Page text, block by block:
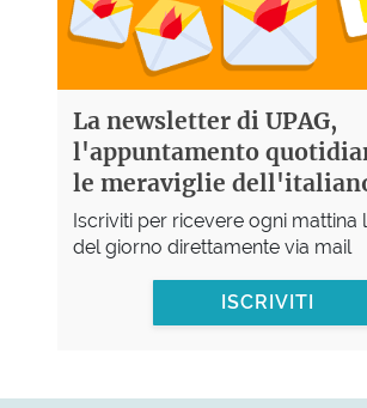
La newsletter di UPAG,
l'appuntamento
le meraviglie
Iscriviti per ricevere ogni mattina
del giorno direttamente via mail
ISCRIVITI